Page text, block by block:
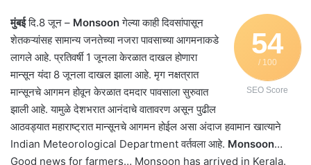
54
/ 100
SEO Score
मुंबईदि.8 जून – Monsoonगेल्या काही दिवसांपासून
शेतकऱ्यांसह सामान्य जनतेच्या नजरा पावसाच्या आगमनाकडे
लागले आहे. प्रतिवर्षी 1 जूनला केरळात दाखल होणारा
मान्सून यंदा 8 जूनला दाखल झाला आहे. मृग नक्षत्रात
मान्सूनचे आगमन होवून केरळात दमदार पावसाला सुरुवात
झाली आहे. यामुळे देशभरात आनंदाचे वातावरण असून पुढील
आठवड्यात महाराष्ट्रात मान्सूनचे आगमन होईल असा अंदाज हवामान खात्याने
Indian Meteorological Department वर्तवला आहे. Monsoon…
Good news for farmers… Monsoon has arrived in Kerala.